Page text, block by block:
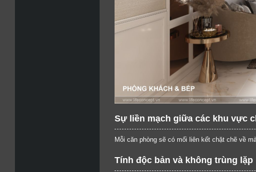
Sự liền mạch giữa các khu vực
Mỗi căn phòng sẽ có mối liên kết chặt chẽ về
Tính độc bản và không trùng lặp